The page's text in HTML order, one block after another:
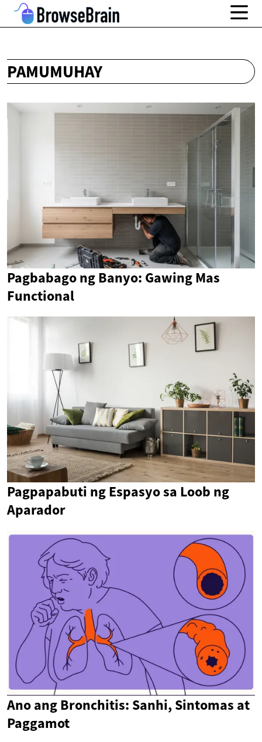
PAMUMUHAY
Pagbabago ng Banyo: Gawing Mas
Functional
Pagpapabuti ng Espasyo sa Loob ng
Aparador
Ano ang Bronchitis: Sanhi, Sintomas at
Paggamot